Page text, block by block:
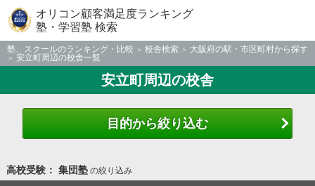
オリコン顧客満足度ランキング
塾・学習塾 検索
塾、スクールのランキング・比較 校舎検索
大阪府の駅・市区町村から探す
安立町周辺の校舎一覧
安立町周辺の校舎
目的から絞り込む
高校受験： 集団塾の絞り込み